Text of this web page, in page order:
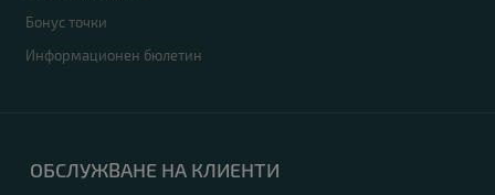
Бонус точки
Информационен бюлетин
ОБСЛУЖВАНЕ НА КЛИЕНТИ